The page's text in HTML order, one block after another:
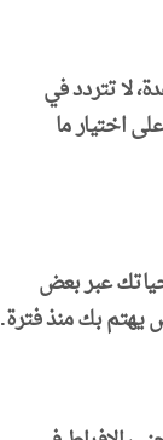
لا تتردد في
اختيار ما
عبر بعض
يهتم بك منذ فترة.